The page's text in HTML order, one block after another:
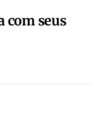
com seus